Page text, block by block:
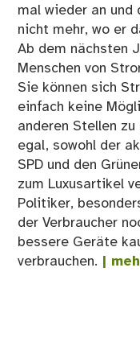
mal wieder an und
nicht mehr, wo er
Ab dem nächsten
Menschen von
Sie können sich
einfach keine
anderen Stellen
egal, sowohl der
SPD und den
zum Luxusartikel
Politiker,
der Verbraucher
bessere Geräte
verbrauchen. |